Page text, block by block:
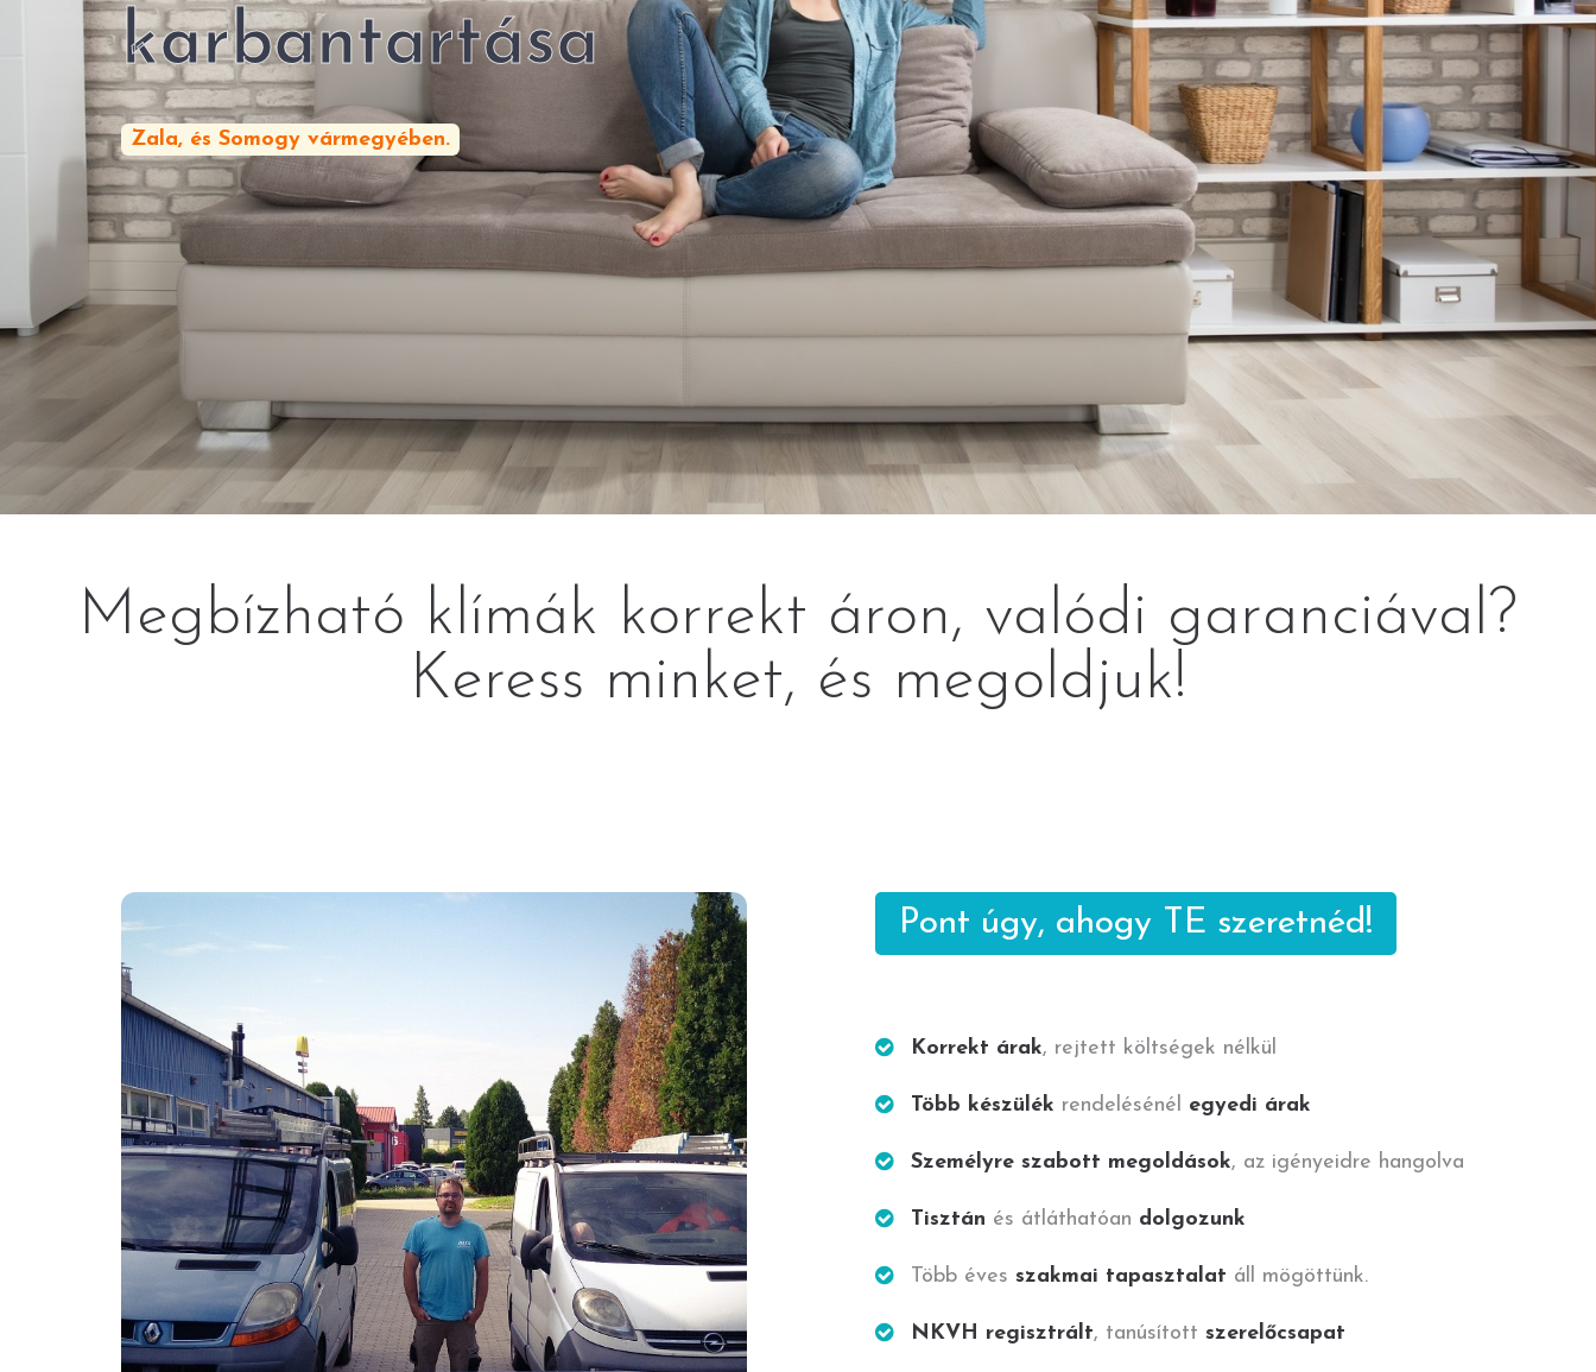
karbantartása
Zala, és Somogy vármegyében.
Megbízható klímák korrekt áron, valódi garanciával?
Keress minket, és megoldjuk!
Pont úgy, ahogy TE szeretnéd!
Korrekt árak, rejtett költségek nélkül
Több készülék rendelésénél egyedi árak
Személyre szabott megoldások, az igényeidre hangolva
Tisztán és átláthatóan dolgozunk
Több éves szakmai tapasztalat áll mögöttünk.
NKVH regisztrált, tanúsított szerelőcsapat